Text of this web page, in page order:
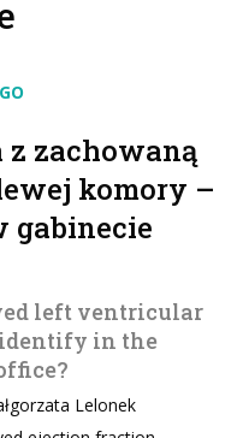
zachowaną
komory –
left ventricular
in the
Lelonek